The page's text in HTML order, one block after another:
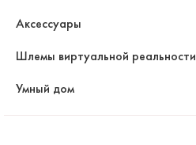
Аксессуары
Шлемы виртуальной реальности
Умный дом